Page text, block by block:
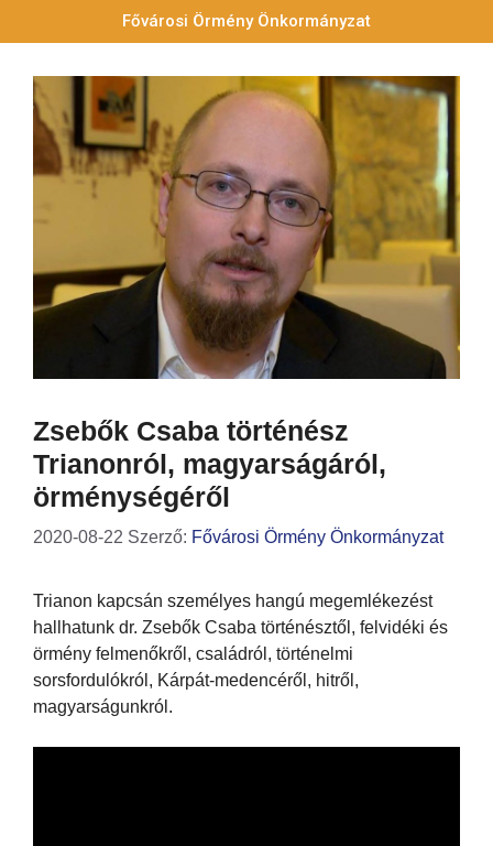
Fővárosi Örmény Önkormányzat
Zsebők Csaba történész
Trianonról, magyarságáról,
örménységéről
2020-08-22 Szerző: Fővárosi Örmény Önkormányzat
Trianon kapcsán személyes hangú megemlékezést
hallhatunk dr. Zsebők Csaba történésztől, felvidéki és
örmény felmenőkről, családról, történelmi
sorsfordulókról, Kárpát-medencéről, hitről,
magyarságunkról.